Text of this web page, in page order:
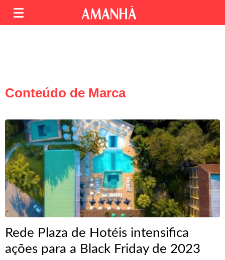
Conteúdo de Marca
Rede Plaza de Hotéis intensifica
ações para a Black Friday de 2023